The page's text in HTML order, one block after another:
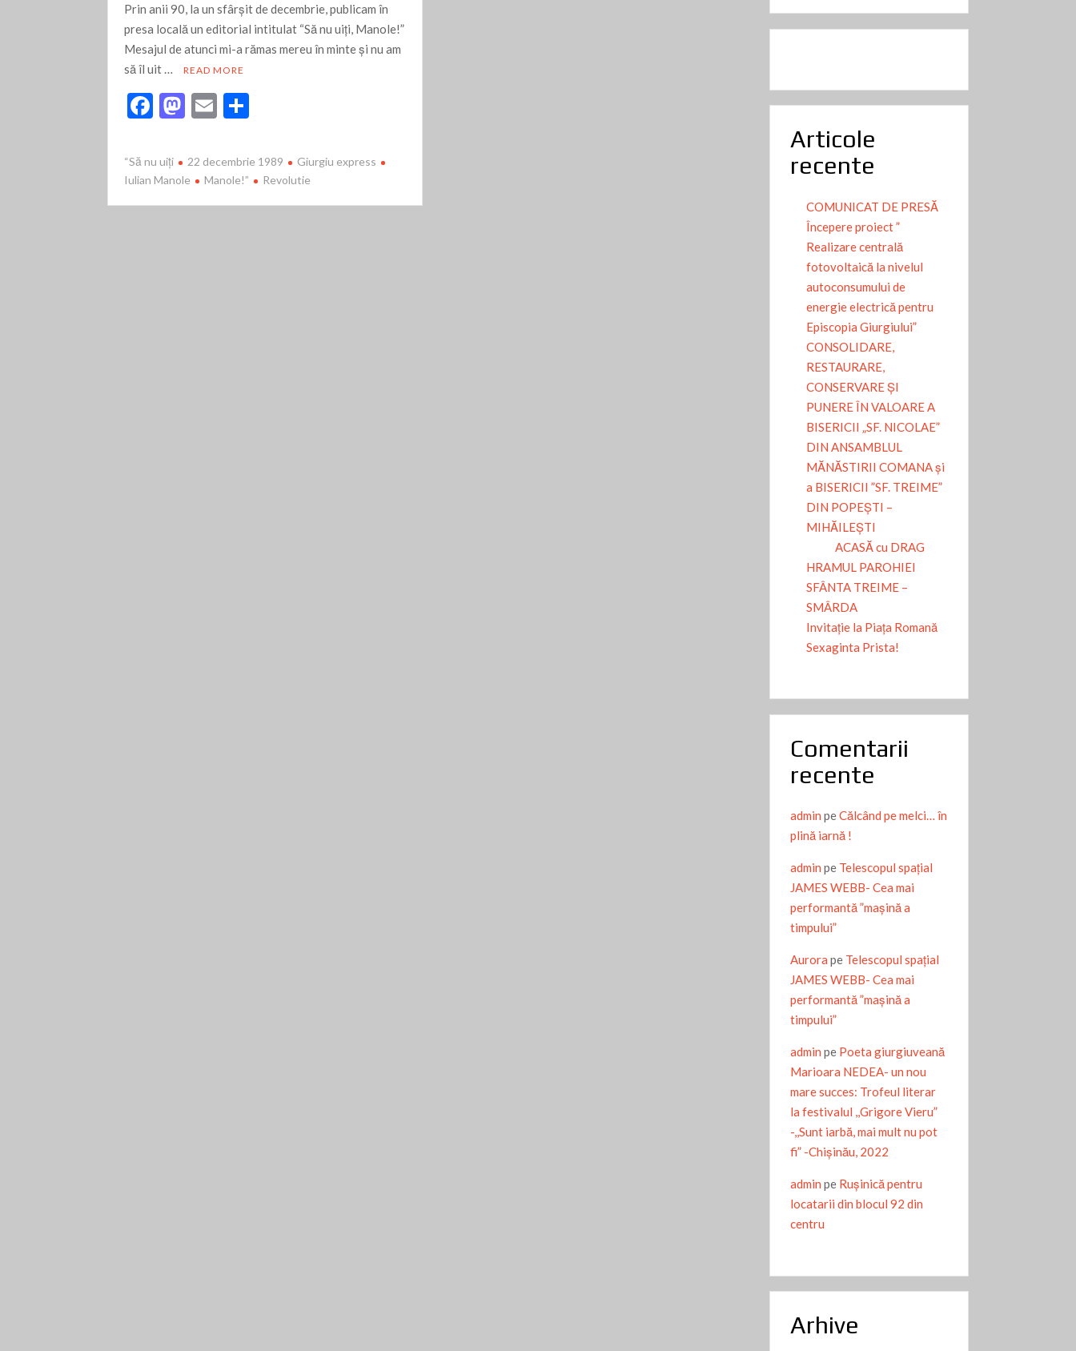
Prin anii 90, la un sfârşit de decembrie, publicam în
presa locală un editorial intitulat “Să nu uiţi, Manole!”
Mesajul de atunci mi-a rămas mereu în minte şi nu am
să îl uit …
READ MORE
F
e
b
o
M
to
d
o
E
ai
l
ta
je
az
“Să nu uiţi 22 decembrie 1989
Giurgiu express
Iulian Manole
Manole!” Revolutie
Articole
recente
COMUNICAT DE PRESĂ
Începere proiect ”
Realizare centrală
fotovoltaică la nivelul
autoconsumului de
energie electrică pentru
Episcopia Giurgiului”
CONSOLIDARE,
RESTAURARE,
CONSERVARE ȘI
PUNERE ÎN VALOARE A
BISERICII „SF. NICOLAE”
DIN ANSAMBLUL
MĂNĂSTIRII COMANA și
a BISERICII ”SF. TREIME”
DIN POPEȘTI –
MIHĂILEȘTI
ACASĂ cu DRAG
HRAMUL PAROHIEI
SFÂNTA TREIME –
SMÂRDA
Invitație la Piața Romană
Sexaginta Prista!
Comentarii
recente
admin peCălcând pe melci… în
plină iarnă !
admin pe Telescopul spațial
JAMES WEBB- Cea mai
performantă ”mașină a
timpului”
Aurora pe Telescopul spațial
JAMES WEBB- Cea mai
performantă ”mașină a
timpului”
admin pe Poeta giurgiuveană
Marioara NEDEA- un nou
mare succes: Trofeul literar
la festivalul ,,Grigore Vieru”
-,,Sunt iarbă, mai mult nu pot
fi” -Chişinău, 2022
admin pe Ruşinică pentru
locatarii din blocul 92 din
centru
Arhive